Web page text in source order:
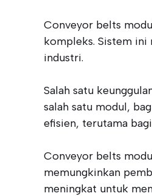
Conveyor belts
kompleks. Sistem ini
industri.
Salah satu
salah satu modul,
efisien, terutama
Conveyor belts
memungkinkan
meningkat untuk